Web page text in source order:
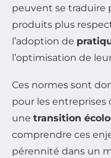
peuvent se traduire
produits plus
l’adoption de
l’optimisation de
Ces normes sont
pour les entreprises
une transition
comprendre ces
pérennité dans un